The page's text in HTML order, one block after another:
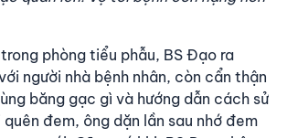
phòng tiểu phẫu, BS Đạo ra
người nhà bệnh nhân, còn cẩn thận
băng gạc gì và hướng dẫn cách sử
quên đem, ông dặn lần sau nhớ đem